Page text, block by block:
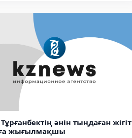
әнін тыңдаған жігіт
жығылмақшы